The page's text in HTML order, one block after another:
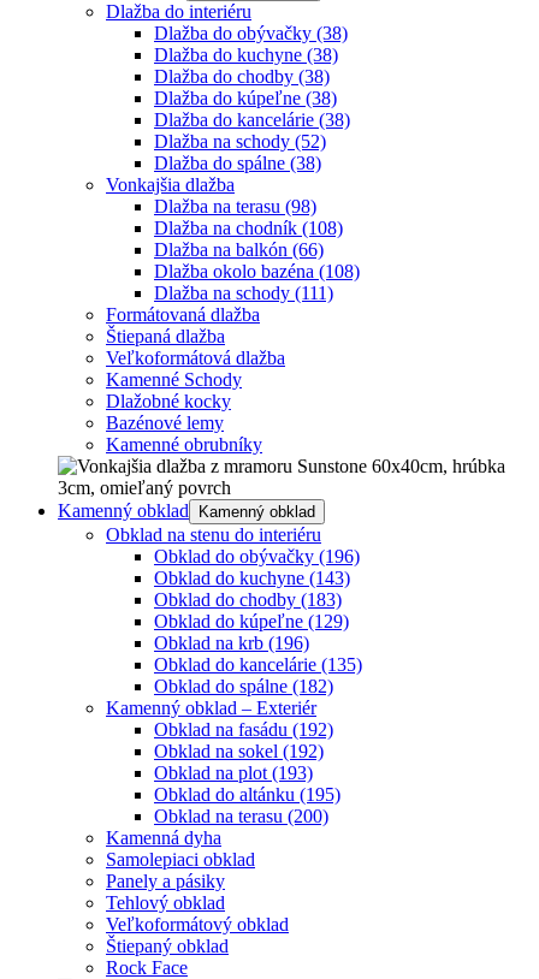
Dlažba do interiéru
Dlažba do obývačky (38)
Dlažba do kuchyne (38)
Dlažba do chodby (38)
Dlažba do kúpeľne (38)
Dlažba do kancelárie (38)
Dlažba na schody (52)
Dlažba do spálne (38)
Vonkajšia dlažba
Dlažba na terasu (98)
Dlažba na chodník (108)
Dlažba na balkón (66)
Dlažba okolo bazéna (108)
Dlažba na schody (111)
Formátovaná dlažba
Štiepaná dlažba
Veľkoformátová dlažba
Kamenné Schody
Dlažobné kocky
Bazénové lemy
Kamenné obrubníky
Kamenný obklad Kamenný obklad
Obklad na stenu do interiéru
Obklad do obývačky (196)
Obklad do kuchyne (143)
Obklad do chodby (183)
Obklad do kúpeľne (129)
Obklad na krb (196)
Obklad do kancelárie (135)
Obklad do spálne (182)
Kamenný obklad – Exteriér
Obklad na fasádu (192)
Obklad na sokel (192)
Obklad na plot (193)
Obklad do altánku (195)
Obklad na terasu (200)
Kamenná dyha
Samolepiaci obklad
Panely a pásiky
Tehlový obklad
Veľkoformátový obklad
Štiepaný obklad
Rock Face